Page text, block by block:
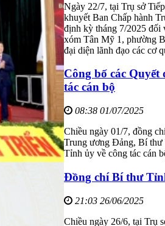
Ngày 22/7, tại Trụ sở
khuyết Ban Chấp hành
định kỳ tháng 7/2025 đối
xóm Tân Mỹ 1, phường
đại diện lãnh đạo các cơ
Công bố các
tác cán bộ
08:38 01/07/2025
Chiều ngày 01/7, đồng
Trung ương Đảng, Bí thư
Tỉnh ủy về công tác cán
Đồng chí Bí thư
21:03 26/06/2025
Chiều ngày 26/6, tại Trụ